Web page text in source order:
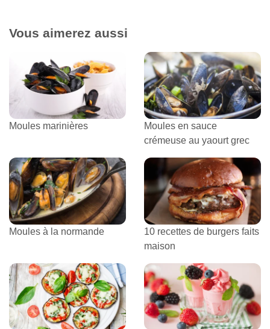
Vous aimerez aussi
Moules marinières
Moules en sauce
crémeuse au yaourt grec
Moules à la normande
10 recettes de burgers faits
maison